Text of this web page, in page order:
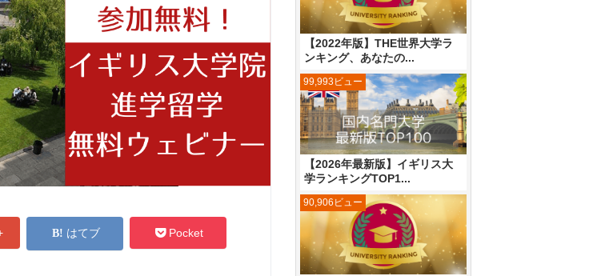
はてブ Pocket
【2022年版】THE世界大学ラ
ンキング、あなたの...
【2026年最新版】イギリス大
学ランキングTOP1...
99,993ビュー
90,906ビュー